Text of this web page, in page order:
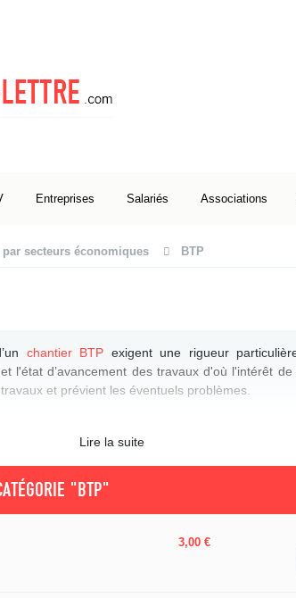
Entreprises Salariés Associations
par secteurs économiques BTP
chantier BTP exigent une rigueur
l'état d’avancement des travaux d'où l'intérêt de
et prévient les éventuels problèmes.
Lire la suite
"BTP"
Prix
3,00 €